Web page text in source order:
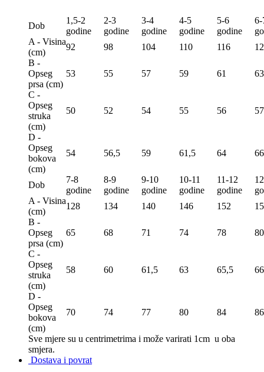
Dob
1,5-2
godine
2-3
godine
3-4
godine
4-5
godine
5-6
godine
6-
A - Visina
(сm)
92 98 104 110 116
B -
Opseg
prsa (сm)
53 55 57 59 61 63
C -
Opseg
struka
(сm)
50 52 54 55 56 57
D -
Opseg
bokova
(сm)
54 56,5 59 61,5 64 66
Dob
7-8
godine
8-9
godine
9-10
godine
10-11
godine
11-12
godine
A - Visina
(сm)
128 134 140 146 152
B -
Opseg
prsa (сm)
65 68 71 74 78 80
C -
Opseg
struka
(сm)
58 60 61,5 63 65,5
D -
Opseg
bokova
(сm)
70 74 77 80 84 86
Sve mjere su u centrimetrima i može varirati 1cm u oba
smjera.
Dostava i povrat